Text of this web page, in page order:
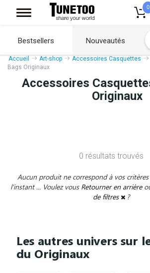
0
Bestsellers Nouveautés
Accueil Art-shop Accessoires Casquettes
Bags Originaux
Accessoires
Originaux
0 résultats trouvés
Aucun produit ne correspond à vos
l'instant ... Voulez vous Retourner en arrière
de filtres
?
Les autres univers sur
du Originaux